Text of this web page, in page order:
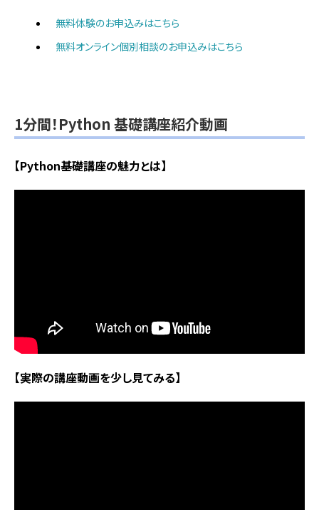
無料体験のお申込みはこちら
無料オンライン個別相談のお申込みはこちら
1分間！Python 基礎講座紹介動画
【Python基礎講座の魅力とは】
【実際の講座動画を少し見てみる】